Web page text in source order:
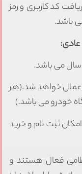
کد کاربری و رمز
باشد.
خواهد شد.(هر
خودرو می باشد.)
ثبت نام و خرید
فعال هستند و